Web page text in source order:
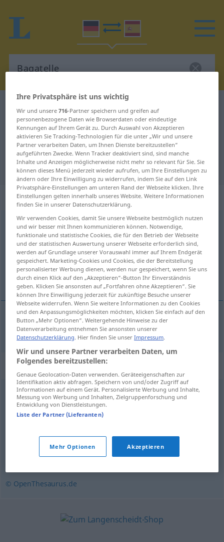
Deutsch-Spanisch Übersetzung für
"Bagatelle"
"Bagatelle" Spanisch Übersetzung
„Bagatelle“: Femininum
Bagatelle [bagaˈtɛlə]f <Bagatelle;Bagatellen>
Übersicht aller Übersetzungen
(Für mehr Details die Übersetzung anklicken/antippen)
bagatela
bagatelaf Bagatelle
Synonyme für "Bagatelle"
Pillepalle (ugs.),Nebensächlichkeit,Unwichtigkeit
Nebensache,Pipifax (ugs.)
Banalität,Geringfügigkeit,Kiki (ugs.)
Kinkerlitzchen (ugs.)
© OpenThesaurus.de
Ihre Privatsphäre ist uns wichtig
Wir und unsere716-Partner speichern und greifen auf
personenbezogene Daten wie Browserdaten oder eindeutige
Kennungen auf Ihrem Gerät zu. Durch Auswahl von Akzeptieren
aktivieren Sie Tracking-Technologien für die unter „Wir und unsere
Partner verarbeiten Daten, um Ihnen Dienste bereitzustellen“
aufgeführten Zwecke. Wenn Tracker deaktiviert sind, sind manche
Inhalte und Anzeigen möglicherweise nicht mehr so relevant für Sie. Sie
können dieses Menü jederzeit wieder aufrufen, um Ihre Einstellungen zu
ändern oder Ihre Einwilligung zu widerrufen, indem Sie auf den Link
Privatsphäre-Einstellungen am unteren Rand der Webseite klicken. Ihre
Einstellungen gelten innerhalb unseres Website. Weitere Informationen
finden Sie in unserer Datenschutzerklärung.
Wir verwenden Cookies, damit Sie unsere Webseite bestmöglich nutzen
und wir besser mit Ihnen kommunizieren können. Notwendige,
funktionale und statistische Cookies, die für den Betrieb der Webseite
und der statistischen Auswertung unserer Webseite erforderlich sind,
werden auf Grundlage unserer Vorauswahl immer auf Ihrem Endgerät
gespeichert. Marketing-Cookies und Cookies, die der Bereitstellung
personalisierter Werbung dienen, werden nur gespeichert, wenn Sie uns
durch einen Klick auf den „Akzeptieren“-Button Ihr Einverständnis
geben. Klicken Sie ansonsten auf „Fortfahren ohne Akzeptieren“. Sie
können Ihre Einwilligung jederzeit für zukünftige Besuche unserer
Webseite widerrufen. Wenn Sie weitere Informationen zu den Cookies
und den Anpassungsmöglichkeiten möchten, klicken Sie einfach auf den
Button „Mehr Optionen“. Weitergehende Hinweise zu der
Datenverarbeitung entnehmen Sie ansonsten unserer
Datenschutzerklärung. Hier finden Sie unserImpressum.
Wir und unsere Partner verarbeiten Daten, um
Folgendes bereitzustellen:
Genaue Geolocation-Daten verwenden. Geräteeigenschaften zur
Identifikation aktiv abfragen. Speichern von und/oder Zugriff auf
Informationen auf einem Gerät. Personalisierte Werbung und Inhalte,
Messung von Werbung und Inhalten, Zielgruppenforschung und
Entwicklung von Dienstleistungen.
Liste der Partner (Lieferanten)
Mehr Optionen Akzeptieren